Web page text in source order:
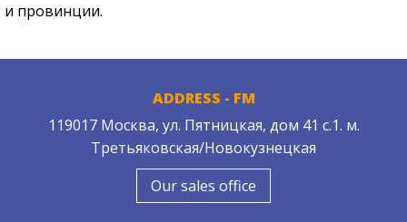
и провинции.
ADDRESS - FM
119017 Москва, ул. Пятницкая, дом 41 с.1. м.
Третьяковская/Новокузнецкая
Our sales office